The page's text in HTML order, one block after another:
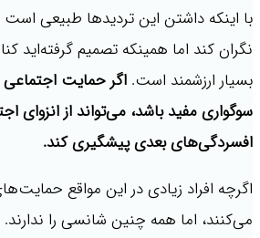
با اینکه داشتن این تردیدها طبیعی
نگران کند اما همینکه تصمیم گرفته‌اید
بسیار ارزشمند است. اگر حمایت اجتماعی
سوگواری مفید باشد، می‌تواند از انزوای
افسردگی‌های بعدی پیشگیری کند.
اگرچه افراد زیادی در این مواقع
می‌کنند، اما همه چنین شانسی را